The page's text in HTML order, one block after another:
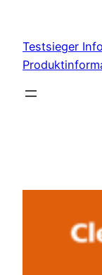
content
Testsieger